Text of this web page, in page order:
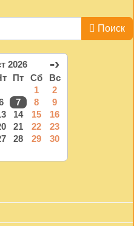
Поиск
2026 -›
Пт Сб
Вс
1
2
7 8
9
14 15
16
21 22
23
28 29
30